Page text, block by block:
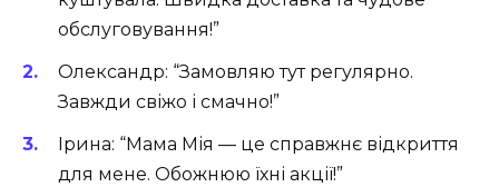
обслуговування!”
Олександр: “Замовляю тут регулярно.
Завжди свіжо і смачно!”
Ірина: “Мама Мія — це справжнє відкриття
для мене. Обожнюю їхні акції!”